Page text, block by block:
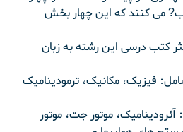
می کنند که این چهار بخش
کتب درسی این رشته به زبان
فیزیک، مکانیک، ترمودینامیک
موتور جت، موتور